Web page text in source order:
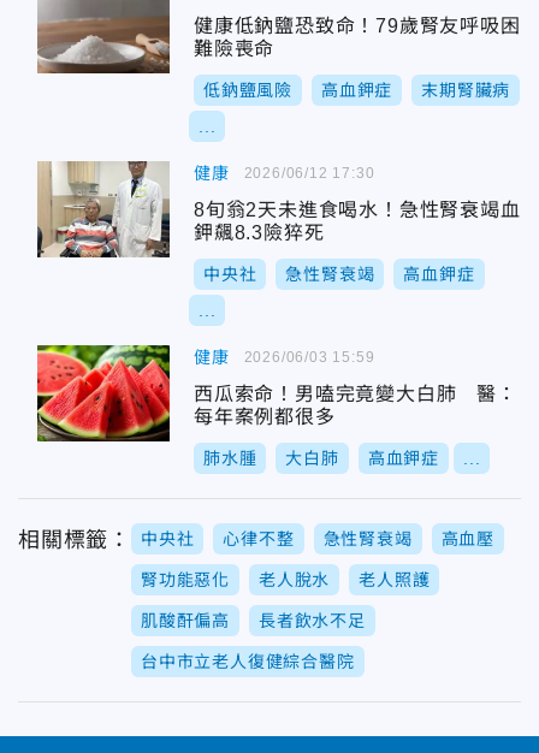
健康低鈉鹽恐致命！79歲腎友呼吸困
難險喪命
低鈉鹽風險 高血鉀症 末期腎臟病
健康
8旬翁2天未進食喝水！急性腎衰竭血
鉀飆8.3險猝死
中央社 急性腎衰竭 高血鉀症
2026/06/12 17:30
健康
西瓜索命！男嗑完竟變大白肺 醫：
每年案例都很多
肺水腫 大白肺 高血鉀症
2026/06/03 15:59
相關標籤： 中央社 心律不整 急性腎衰竭 高血壓
腎功能惡化 老人脫水 老人照護
肌酸酐偏高 長者飲水不足
台中市立老人復健綜合醫院